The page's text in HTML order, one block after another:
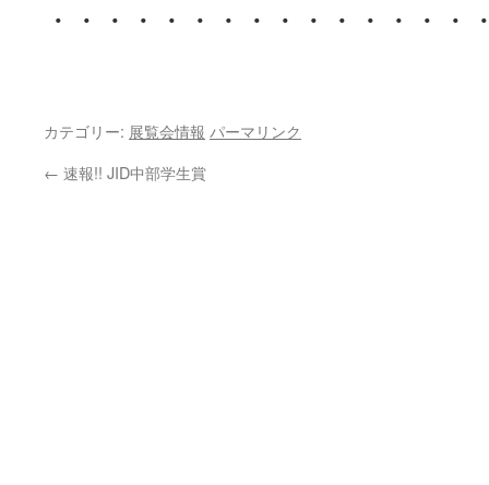
・・・・・・・・・・・・・・
カテゴリー: 展覧会情報 パーマリンク
← 速報!! JID中部学生賞